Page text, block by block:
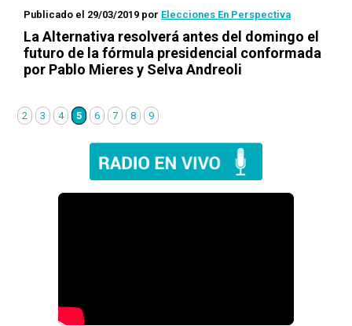
Publicado el 29/03/2019 por Elecciones En Perspectiva
La Alternativa resolverá antes del domingo el
futuro de la fórmula presidencial conformada
por Pablo Mieres y Selva Andreoli
2 3 4 5 6 7 8 9